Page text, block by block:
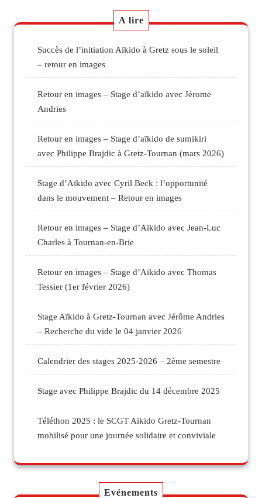
A lire
Succès de l’initiation Aïkido à Gretz sous le soleil
– retour en images
Retour en images – Stage d’aïkido avec Jérome
Andries
Retour en images – Stage d’aïkido de sumikiri
avec Philippe Brajdic à Gretz-Tournan (mars 2026)
Stage d’Aïkido avec Cyril Beck : l’opportunité
dans le mouvement – Retour en images
Retour en images – Stage d’Aïkido avec Jean-Luc
Charles à Tournan-en-Brie
Retour en images – Stage d’Aïkido avec Thomas
Tessier (1er février 2026)
Stage Aïkido à Gretz-Tournan avec Jérôme Andries
– Recherche du vide le 04 janvier 2026
Calendrier des stages 2025-2026 – 2ème semestre
Stage avec Philippe Brajdic du 14 décembre 2025
Téléthon 2025 : le SCGT Aïkido Gretz-Tournan
mobilisé pour une journée solidaire et conviviale
Evénements